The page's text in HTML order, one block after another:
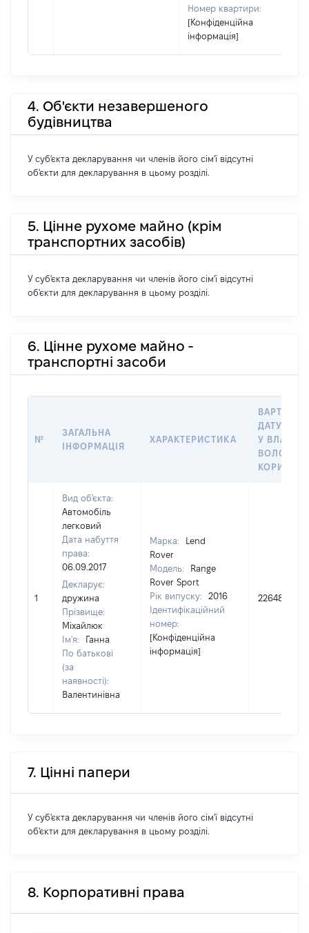
Номер квартири:
[Конфіденційна
інформація]
4. Об'єкти незавершеного
будівництва
У суб'єкта декларування чи членів його сім'ї відсутні
об'єкти для декларування в цьому розділі.
5. Цінне рухоме майно (крім
транспортних засобів)
У суб'єкта декларування чи членів його сім'ї відсутні
об'єкти для декларування в цьому розділі.
6. Цінне рухоме майно -
транспортні засоби
№
ЗАГАЛЬНА
ІНФОРМАЦІЯ
ХАРАКТЕРИСТИКА
ВАРТІСТЬ
ДАТУ
У
1
Вид об'єкта:
Автомобіль
легковий
Дата набуття
права:
06.09.2017
Декларує:
дружина
Прізвище:
Міхайлюк
Ім'я:
Ганна
По батькові
(за
наявності):
Валентинівна
Марка:
Lend
Rover
Модель:
Range
Rover Sport
Рік випуску:
2016
Ідентифікаційний
номер:
[Конфіденційна
інформація]
2264800
7. Цінні папери
У суб'єкта декларування чи членів його сім'ї відсутні
об'єкти для декларування в цьому розділі.
8. Корпоративні права